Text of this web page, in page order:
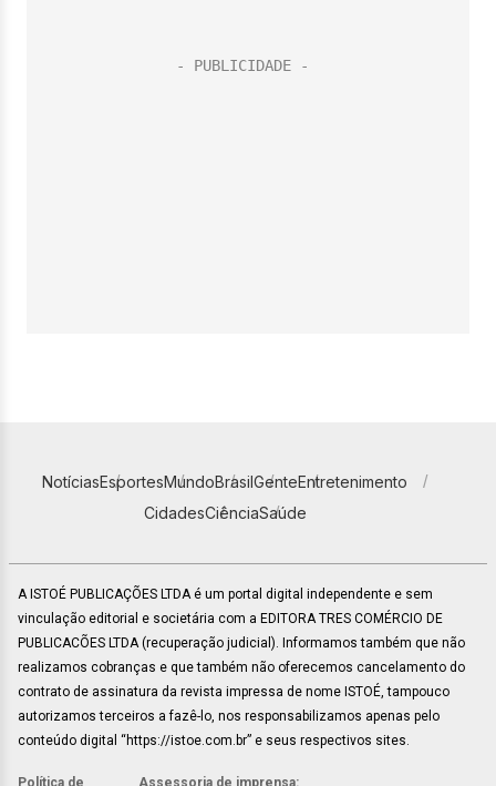
NotíciasEsportesMundoBrasilGenteEntretenimento
CidadesCiênciaSaúde
A ISTOÉ PUBLICAÇÕES LTDA é um portal digital independente e sem
vinculação editorial e societária com a EDITORA TRES COMÉRCIO DE
PUBLICACÕES LTDA (recuperação judicial). Informamos também que não
realizamos cobranças e que também não oferecemos cancelamento do
contrato de assinatura da revista impressa de nome ISTOÉ, tampouco
autorizamos terceiros a fazê-lo, nos responsabilizamos apenas pelo
conteúdo digital “https://istoe.com.br” e seus respectivos sites.
Política de Assessoria de imprensa: